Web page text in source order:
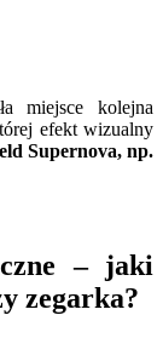
miejsce kolejna
efekt wizualny
Supernova, np.
– jaki
zegarka?